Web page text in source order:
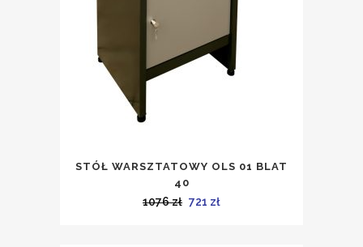
STÓŁ WARSZTATOWY OLS 01 BLAT
40
1076zł Pierwotna
721 złAktualna